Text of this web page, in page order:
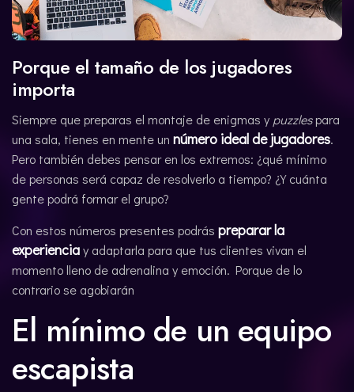
Porque el tamaño de los jugadores
importa
Siempre que preparas el montaje de enigmas y puzzlespara
una sala, tienes en mente un número ideal de jugadores.
Pero también debes pensar en los extremos: ¿qué mínimo
de personas será capaz de resolverlo a tiempo? ¿Y cuánta
gente podrá formar el grupo?
Con estos números presentes podrás preparar la
experienciay adaptarla para que tus clientes vivan el
momento lleno de adrenalina y emoción. Porque de lo
contrario se agobiarán
El mínimo de un equipo
escapista